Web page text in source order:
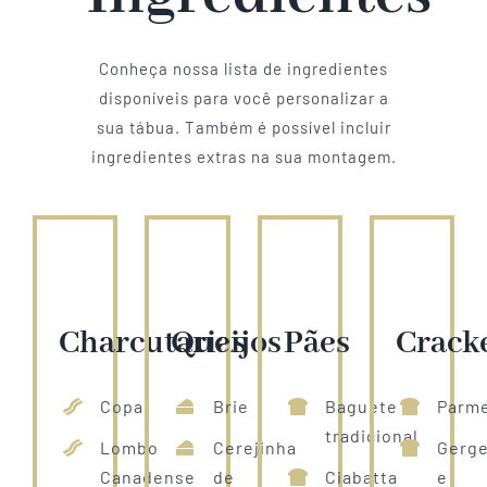
Conheça nossa lista de ingredientes
disponíveis para você personalizar a
sua tábua. Também é possível incluir
ingredientes extras na sua montagem.
Charcutarias
Copa
Lombo
Canadense
Queijos
Brie
Cerejinha
de
Pães
Baguete
tradicional
Ciabatta
e